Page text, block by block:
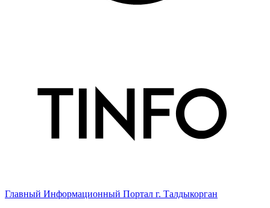
Главный Информационный Портал г. Талдыкорган